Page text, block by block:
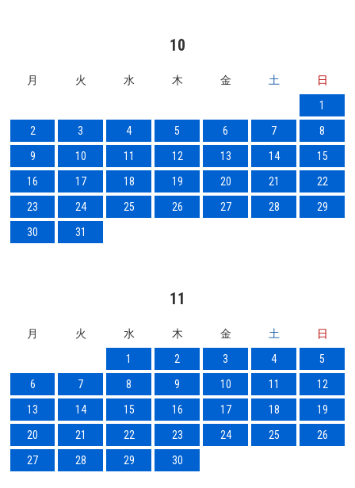
10
月 火 水 木 金 土
日
1
2
3 4 5 6 7
8
9
10 11 12 13 14
15
16
17 18 19 20 21
22
23
24 25 26 27 28
29
30
31
11
月 火 水 木 金 土
日
1
2 3 4
5
6
7 8 9 10 11
12
13
14 15 16 17 18
19
20
21 22 23 24 25
26
27
28 29 30